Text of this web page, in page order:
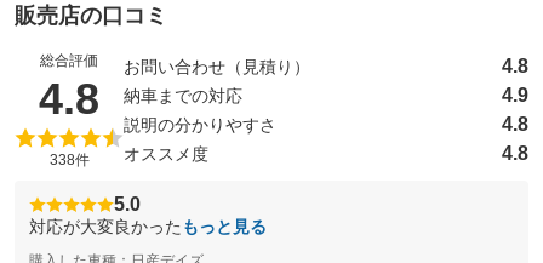
販売店の口コミ
総合評価
4.8 （5点満点中）
338件
お問い合わせ（見積り） 4.8
納車までの対応 4.9
説明の分かりやすさ 4.8
オススメ度 4.8
5.0
対応が大変良かった もっと見る